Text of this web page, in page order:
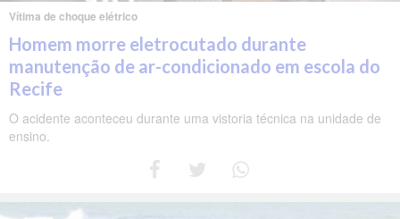
Vítima de choque elétrico
Homem morre eletrocutado durante
manutenção de ar-condicionado em escola do
Recife
O acidente aconteceu durante uma vistoria técnica na unidade de
ensino.